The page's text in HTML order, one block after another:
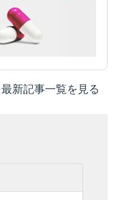
最新記事一覧を見る